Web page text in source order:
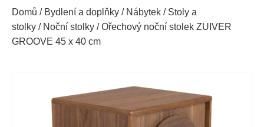
Domů / Bydlení a doplňky / Nábytek / Stoly a
stolky / Noční stolky / Ořechový noční stolek ZUIVER
GROOVE 45 x 40 cm